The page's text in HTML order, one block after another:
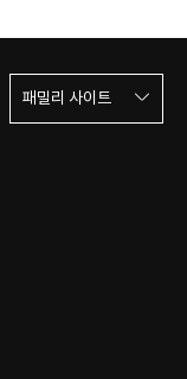
패밀리 사이트